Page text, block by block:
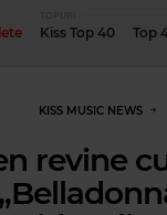
Kiss Top 40 Top
KISS MUSIC NEWS
revine